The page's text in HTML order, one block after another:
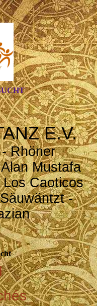
E.V.
Rhöner
Mustafa
Caoticos
-